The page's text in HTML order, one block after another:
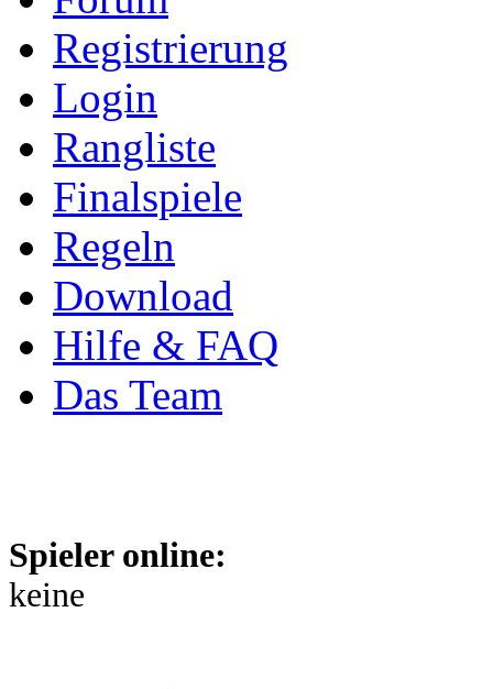
Registrierung
Login
Rangliste
Finalspiele
Regeln
Download
Hilfe & FAQ
Das Team
Spieler online:
keine